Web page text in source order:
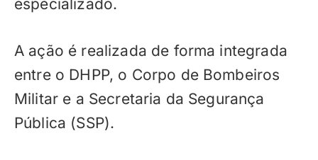
especializado.
A ação é realizada de forma integrada
entre o DHPP, o Corpo de Bombeiros
Militar e a Secretaria da Segurança
Pública (SSP).